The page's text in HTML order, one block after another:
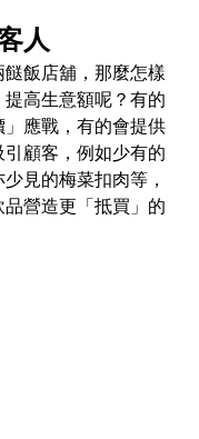
人
飯店舖，那麼怎樣
高生意額呢？有的
」應戰，有的會提供
顧客，例如少有的
見的梅菜扣肉等，
營造更「抵買」的